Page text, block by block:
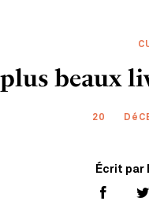
beaux
20
Écrit par